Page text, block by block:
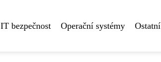
IT bezpečnost Operační systémy Ostatní